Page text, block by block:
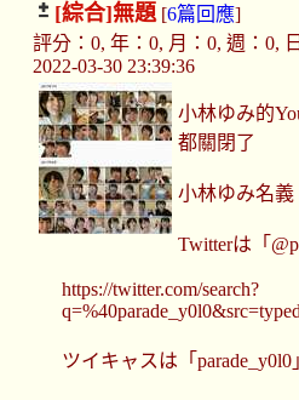
[綜合]無題[6篇回應]
評分：0, 年：0, 月：0, 週：0,
2022-03-30 23:39:36
小林ゆみ的
都關閉了
小林ゆみ名義
Twitterは「
https://twitter.com/search?
ツイキャスは「parade_y0l0